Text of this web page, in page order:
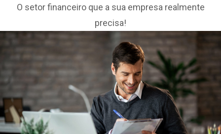
O setor financeiro que a sua empresa realmente
precisa!